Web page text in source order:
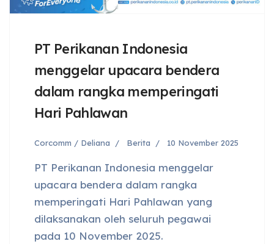
PT Perikanan Indonesia
menggelar upacara bendera
dalam rangka memperingati
Hari Pahlawan
Corcomm / Deliana Berita 10 November 2025
PT Perikanan Indonesia menggelar
upacara bendera dalam rangka
memperingati Hari Pahlawan yang
dilaksanakan oleh seluruh pegawai
pada 10 November 2025.